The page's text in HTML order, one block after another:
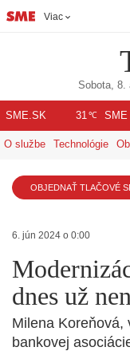
Viac
Sobota, 8.
SME.SK 31℃ SME
O službe Technológie
OBJEDNAŤ TLAČOVÉ
6. jún 2024 o 0:00
dnes už
Milena Koreňová,
bankovej